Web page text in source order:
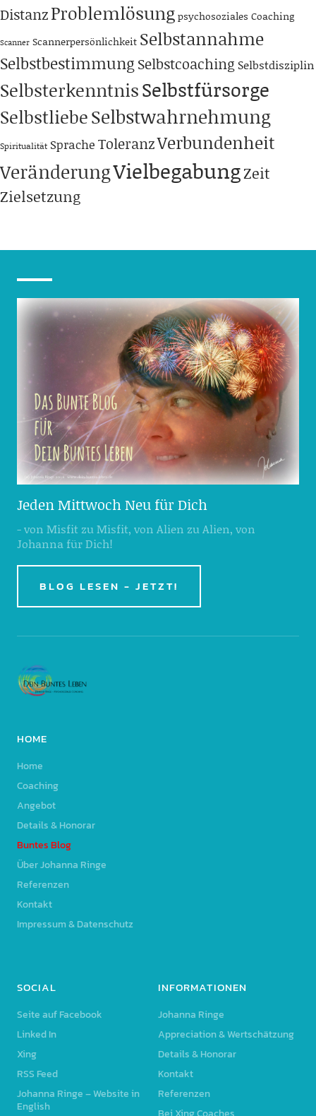
DistanzProblemlösungpsychosoziales Coaching
Scanner Scannerpersönlichkeit Selbstannahme
Selbstbestimmung Selbstcoaching Selbstdisziplin
SelbsterkenntnisSelbstfürsorge
SelbstliebeSelbstwahrnehmung
Spiritualität Sprache ToleranzVerbundenheit
VeränderungVielbegabungZeit
Zielsetzung
Jeden Mittwoch Neu für Dich
- von Misfit zu Misfit, von Alien zu Alien, von
Johanna für Dich!
BLOG LESEN - JETZT!
HOME
Home
Coaching
Angebot
Details & Honorar
Buntes Blog
Über Johanna Ringe
Referenzen
Kontakt
Impressum & Datenschutz
SOCIAL
Seite auf Facebook
Linked In
Xing
RSS Feed
Johanna Ringe – Website in
English
INFORMATIONEN
Johanna Ringe
Appreciation & Wertschätzung
Details & Honorar
Kontakt
Referenzen